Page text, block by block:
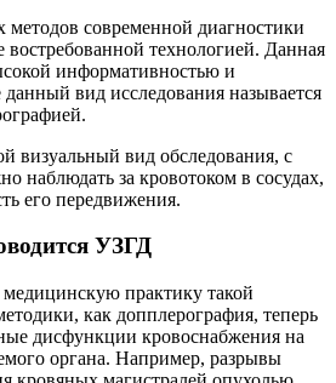
современной диагностики
востребованной технологией. Данная
информативностью и
вид исследования называется
визуальный вид обследования, с
наблюдать за кровотоком в сосудах,
его передвижения.
УЗГД
практику такой
как допплерография, теперь
дисфункции кровоснабжения на
органа. Например, разрывы